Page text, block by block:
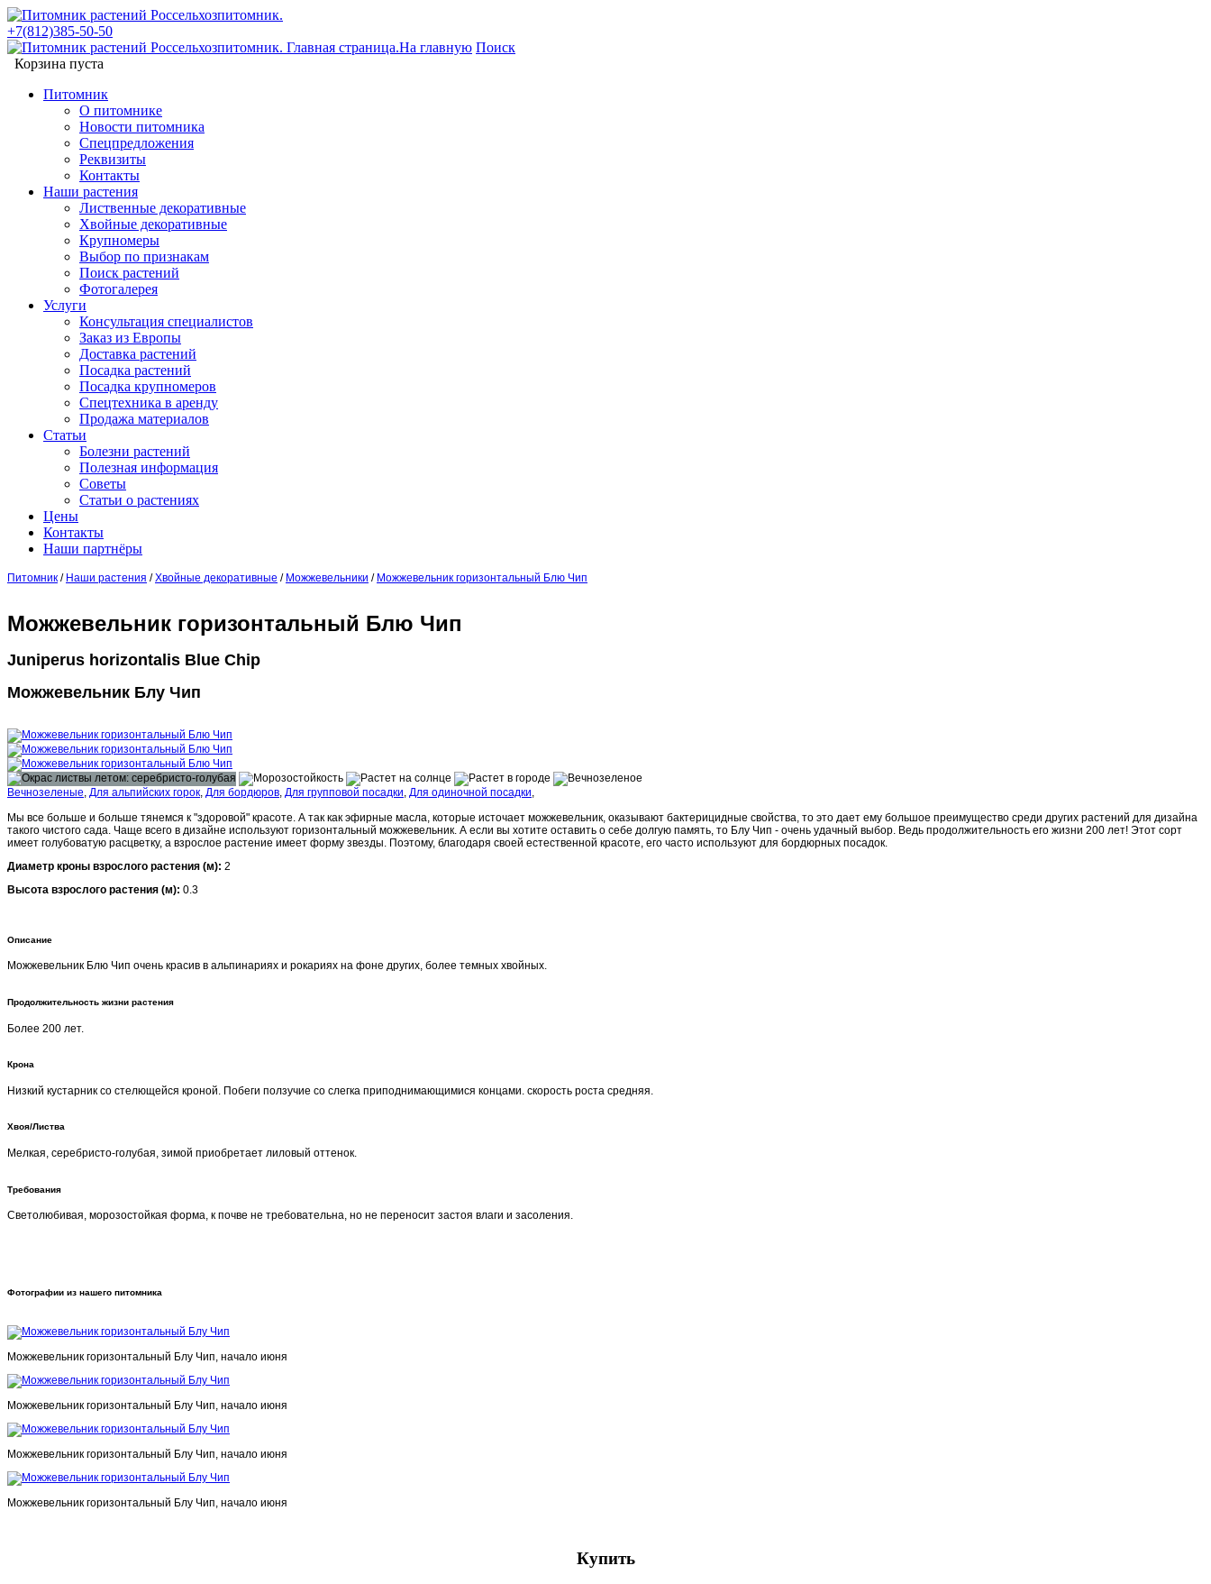
+7(812)385-50-50
На главную Поиск
Корзина пуста
Питомник
О питомнике
Новости питомника
Спецпредложения
Реквизиты
Контакты
Наши растения
Лиственные декоративные
Хвойные декоративные
Крупномеры
Выбор по признакам
Поиск растений
Фотогалерея
Услуги
Консультация специалистов
Заказ из Европы
Доставка растений
Посадка растений
Посадка крупномеров
Спецтехника в аренду
Продажа материалов
Статьи
Болезни растений
Полезная информация
Советы
Статьи о растениях
Цены
Контакты
Наши партнёры
Питомник / Наши растения /Хвойные декоративные / Можжевельники / Можжевельник горизонтальный Блю Чип
Можжевельник горизонтальный Блю Чип
Juniperus horizontalis Blue Chip
Можжевельник Блу Чип
Вечнозеленые, Для альпийских горок, Для бордюров, Для групповой посадки, Для одиночной посадки,
Мы все больше и больше тянемся к "здоровой" красоте. А так как эфирные масла, которые источает можжевельник, оказывают бактерицидные свойства, то это дает ему большое преимущество среди других растений для дизайна
такого чистого сада. Чаще всего в дизайне используют горизонтальный можжевельник. А если вы хотите оставить о себе долгую память, то Блу Чип - очень удачный выбор. Ведь продолжительность его жизни 200 лет! Этот сорт
имеет голубоватую расцветку, а взрослое растение имеет форму звезды. Поэтому, благодаря своей естественной красоте, его часто используют для бордюрных посадок.
Диаметр кроны взрослого растения (м): 2
Высота взрослого растения (м): 0.3
Описание
Можжевельник Блю Чип очень красив в альпинариях и рокариях на фоне других, более темных хвойных.
Продолжительность жизни растения
Более 200 лет.
Крона
Низкий кустарник со стелющейся кроной. Побеги ползучие со слегка приподнимающимися концами. скорость роста средняя.
Хвоя/Листва
Мелкая, серебристо-голубая, зимой приобретает лиловый оттенок.
Требования
Светолюбивая, морозостойкая форма, к почве не требовательна, но не переносит застоя влаги и засоления.
Фотографии из нашего питомника
Можжевельник горизонтальный Блу Чип, начало июня
Можжевельник горизонтальный Блу Чип, начало июня
Можжевельник горизонтальный Блу Чип, начало июня
Можжевельник горизонтальный Блу Чип, начало июня
Купить